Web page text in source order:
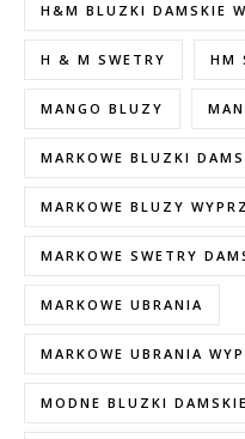
H&M BLUZKI DAMSKIE
H & M SWETRY HM
MANGO BLUZY
MARKOWE BLUZKI
MARKOWE BLUZY
MARKOWE SWETRY
MARKOWE UBRANIA
MARKOWE UBRANIA
MODNE BLUZKI DAMSKIE